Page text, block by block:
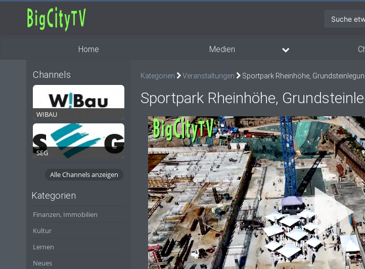
Suche
Home Medien
Channels
WIBAU
SEG
Alle Channels anzeigen
Kategorien
Finanzen, Immobilien
Kultur
Lernen
Neues
Kategorien Veranstaltungen Sportpark Rheinhöhe,
Sportpark Rheinhöhe,